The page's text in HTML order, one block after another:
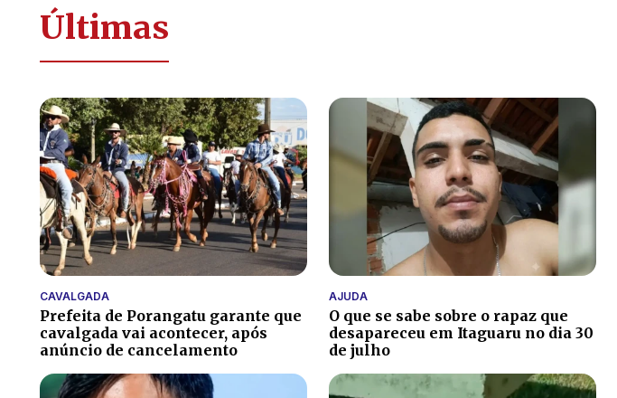
Últimas
CAVALGADA
Prefeita de Porangatu garante que
cavalgada vai acontecer, após
anúncio de cancelamento
AJUDA
O que se sabe sobre o rapaz que
desapareceu em Itaguaru no dia 30
de julho